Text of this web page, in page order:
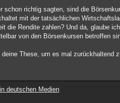
schon richtig sagten, sind die
mit der tatsächlichen
die Rendite zahlen? Und da, glaube
von den Börsenkursen betroffen
These, um es mal zurückhaltend
deutschen Medien